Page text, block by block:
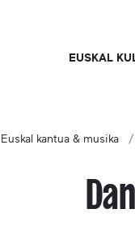
EUSKAL
Euskal kantua & musika